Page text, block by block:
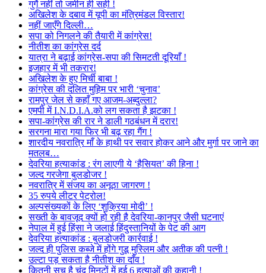
गुर्गे नहीं तो जमीन ही सही !
अखिलेश के दबाव में यूपी का मंत्रिमंडल विस्तार!
नहीं जाएँगे दिल्ली…
सपा को निगलने की तैयारी में कांग्रेस!
नीतीश का कांग्रेस दर्द
यात्रा ने बढ़ाई कांग्रेस-सपा की सिमटती दूरियाँ !
इजहार में भी तकरार!
अखिलेश के हुए मिर्ची बाबा !
कांग्रेस की दलित मुहिम पर भारी ‘चुनाव’
रामपुर जेल से कहाँ गए आजम-अब्दुल्ला?
एमपी में I.N.D.I.A.को लग सकता है झटका !
सपा-कांग्रेस की रार ने डाली गठबंधन में दरार!
सरगना मारा गया फिर भी बढ़ रहा गैंग !
शारदीय नवरात्रि माँ के हाथी पर सवार होकर आने और मुर्गा पर जाने का
मतलब…
देवरिया हत्याकांड : रंग लाएगी ये ‘हैसियत’ की हिना !
जल्द गरजेगा बुलडोजर !
नवरात्रि में संजय का अनूठा जागरण !
35 रुपये लीटर पेट्रोल!
अल्पसंख्यकों के लिए ‘शुक्रिया मोदी’ !
सख्ती के बावजूद क्यों हो रही है देवरिया-कानपुर जैसी घटनाएं
नेपाल में हुई हिंसा ने जलाई हिंदुस्तानियों के पेट की आग
देवरिया हत्याकांड : बुलडोजरी कार्रवाई !
जल्द ही पुलिस कब्जे में होंगे गुडू मुस्लिम और अतीक की पत्नी !
उल्टा पड़ सकता है नीतीश का दाँव !
कितनी सच है चंद मिनटों में हुई 6 हत्याओं की कहानी !